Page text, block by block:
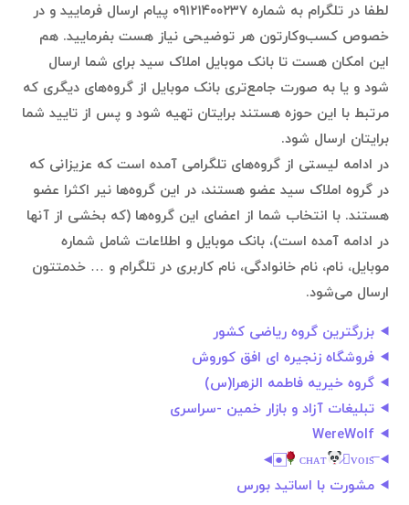
لطفا در تلگرام به شماره ۰۹۱۲۱۴۰۰۲۳۷ پیام ارسال فرمایید و در
خصوص کسب‌وکارتون هر توضیحی نیاز هست بفرمایید. هم
این امکان هست تا بانک موبایل املاک سید برای شما ارسال
شود و یا به صورت جامع‌تری بانک موبایل از گروه‌های دیگری که
مرتبط با این حوزه هستند برایتان تهیه شود و پس از تایید شما
برایتان ارسال شود.
در ادامه لیستی از گروه‌های تلگرامی آمده است که عزیزانی که
در گروه املاک سید عضو هستند، در این گروه‌ها نیر اکثرا عضو
هستند. با انتخاب شما از اعضای این گروه‌ها (که بخشی از آنها
در ادامه آمده است)، بانک موبایل و اطلاعات شامل شماره
موبایل، نام، نام خانوادگی، نام کاربری در تلگرام و … خدمتتون
ارسال می‌شود.
بزرگترین گروه ریاضی کشور
فروشگاه زنجیره‌ ای افق‌ کوروش
گروه خیریه فاطمه الزهرا(س)
تبلیغات آزاد و بازار خمین -سراسری
WereWolf
ᴄʜᴀᴛ
̷ᴠᴏɪs͞
⃞●◄
مشورت با اساتید بورس